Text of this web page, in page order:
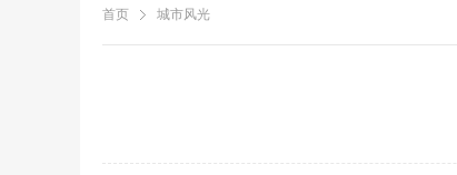
首页 城市风光